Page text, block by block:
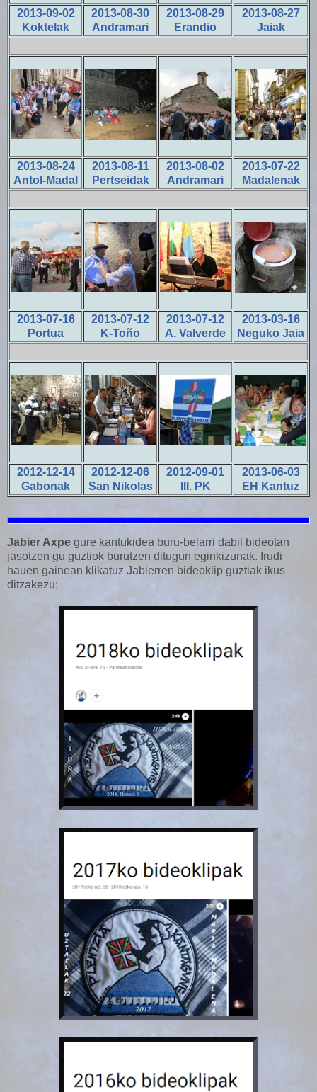
2013-09-02
Koktelak
2013-08-30
Andramari
2013-08-29
Erandio
2013-08-27
Jaiak
2013-08-24
Antol-Madal
2013-08-11
Pertseidak
2013-08-02
Andramari
2013-07-22
Madalenak
2013-07-16
Portua
2013-07-12
K-Toño
2013-07-12
A. Valverde
2013-03-16
Neguko Jaia
2012-12-14
Gabonak
2012-12-06
San Nikolas
2012-09-01
III. PK
2013-06-03
EH Kantuz
Jabier Axpe gure kantukidea buru-belarri dabil bideotan
jasotzen gu guztiok burutzen ditugun eginkizunak. Irudi
hauen gainean klikatuz Jabierren bideoklip guztiak ikus
ditzakezu: